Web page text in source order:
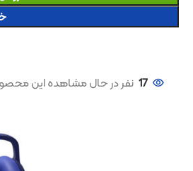
نفر در حال مشاهده این محصول هستند!